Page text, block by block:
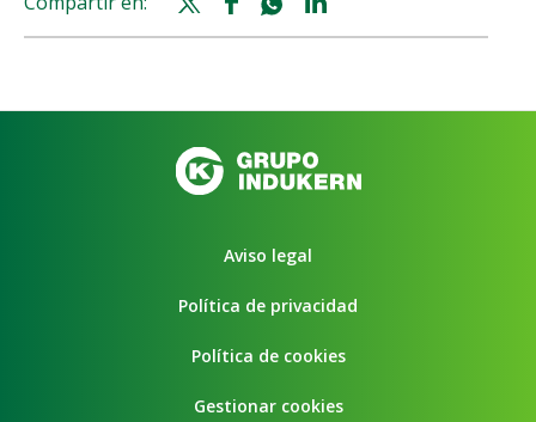
shareshareshareshare
Aviso legal
Política de privacidad
Política de cookies
Gestionar cookies